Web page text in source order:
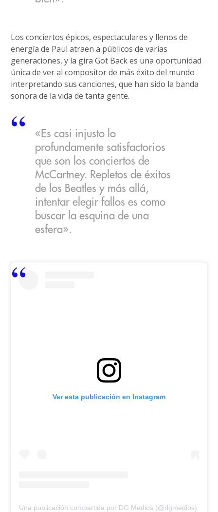
Los conciertos épicos, espectaculares y llenos de
energía de Paul atraen a públicos de varias
generaciones, y la gira Got Back es una oportunidad
única de ver al compositor de más éxito del mundo
interpretando sus canciones, que han sido la banda
sonora de la vida de tanta gente.
«Es casi injusto lo
profundamente satisfactorios
que son los conciertos de
McCartney. Repletos de éxitos
de los Beatles y más allá,
intentar elegir fallos es como
buscar la esquina de una
esfera».
Ver esta publicación en Instagram
Una publicación compartida por DG Medios (@dgmedios)